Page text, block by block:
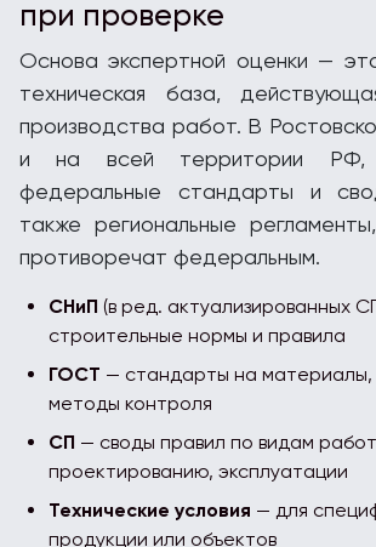
при проверке
Основа экспертной оценки —
техническая база,
производства работ. В
и на всей территории РФ,
федеральные стандарты и
также региональные
противоречат федеральным.
СНиП (в ред. актуализированных
строительные нормы и правила
ГОСТ — стандарты на материалы,
методы контроля
СП — своды правил по видам
проектированию, эксплуатации
Технические условия — для
продукции или объектов